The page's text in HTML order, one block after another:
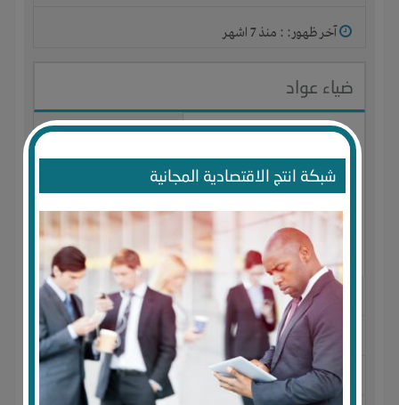
شبكة انتج الاقتصادية المجانية
آخر ظهور: : منذ 7 اشهر
ضياء عواد
الجنس : ذكر
لديـه : الخبرات الوقت المكان-تسويق - شركة أو مصنع
أو ورشة
المكان :مصر-دمياط-دمياط الجديدة